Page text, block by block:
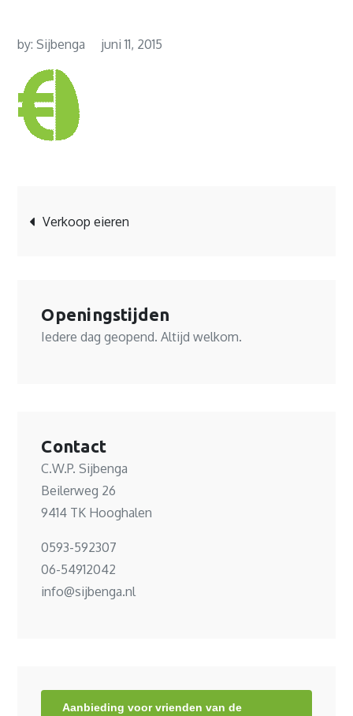
by:Sijbenga juni 11, 2015
navigatie
Verkoop eieren
Openingstijden
Iedere dag geopend. Altijd welkom.
Contact
C.W.P. Sijbenga
Beilerweg 26
9414 TK Hooghalen
0593-592307
06-54912042
info@sijbenga.nl
Aanbieding voor vrienden van de